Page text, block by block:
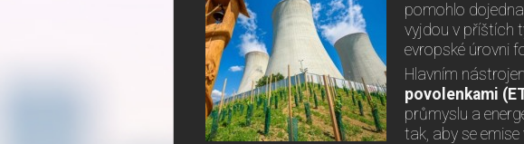
pomohlo
vyjdou v příštích
evropské úrovni
Hlavním
povolenkami
průmyslu a
tak, aby se